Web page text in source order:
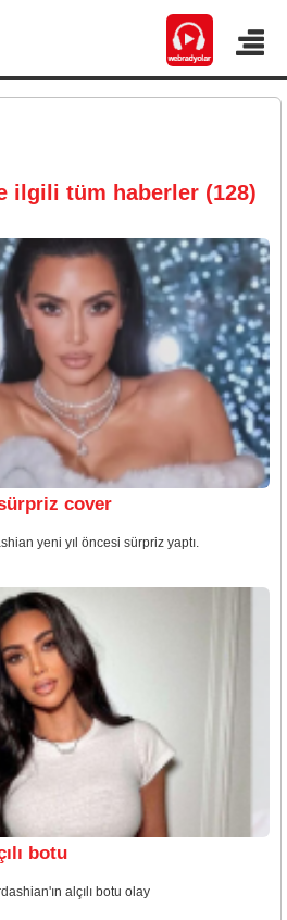
ilgili tüm haberler (128)
cover
yeni yıl öncesi sürpriz yaptı.
botu
alçılı botu olay